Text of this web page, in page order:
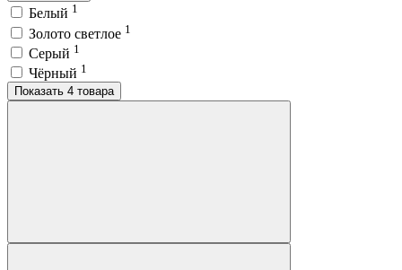
Белый 1
Золото светлое 1
Серый 1
Чёрный 1
Показать 4 товара